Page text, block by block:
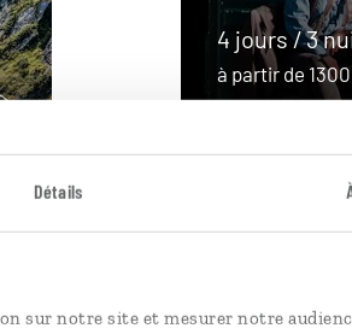
Détails
sur notre site et mesurer notre
4 jours / 3
à partir de